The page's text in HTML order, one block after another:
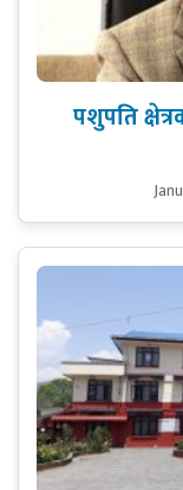
पशुपति